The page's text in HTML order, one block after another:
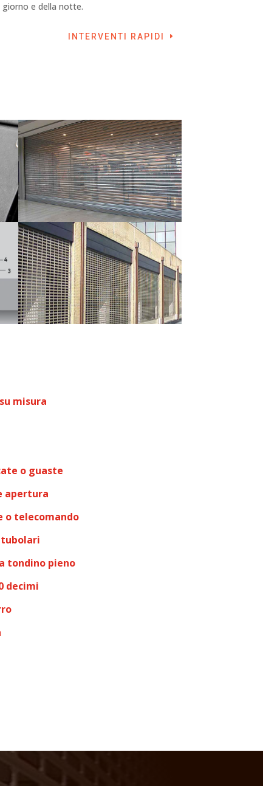
giorno e della notte.
INTERVENTI RAPIDI
misura
o guaste
apertura
o telecomando
tondino pieno
decimi